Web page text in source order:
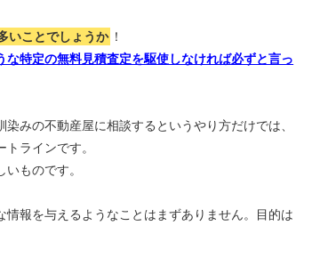
いことでしょうか ！
特定の無料見積査定を駆使しなければ必ずと言っ
みの不動産屋に相談するというやり方だけでは、
ラインです。
ものです。
報を与えるようなことはまずありません。目的は